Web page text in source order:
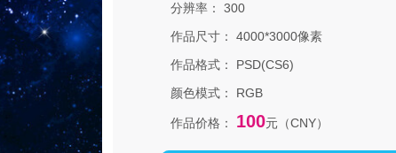
分辨率：
300
作品尺寸：
4000*3000像素
作品格式：
PSD(CS6)
颜色模式：
RGB
作品价格： 100元（CNY）